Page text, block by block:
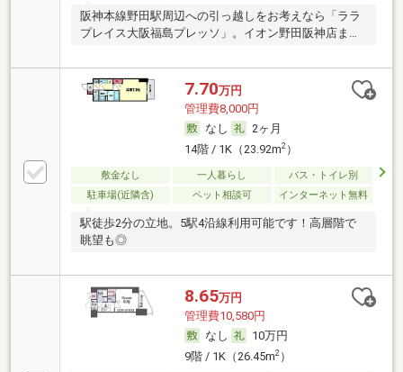
阪神本線野田駅周辺への引っ越しをお考えなら「ララ
プレイス大阪福島プレッソ」。イオン野田阪神店まで
7.70万円
管理費8,000円
なし
2ヶ月
14階 / 1K（23.92m2）
敷金なし 一人暮らし
バス・トイレ別
駐車場(近隣含)
ペット相談可 インターネット無料
駅徒歩2分の立地。5駅4沿線利用可能です！高層階で
眺望も◎
8.65万円
管理費10,580円
なし
10万円
9階 / 1K（26.45m2）